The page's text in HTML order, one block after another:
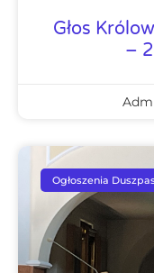
Głos
–
Ogłoszenia